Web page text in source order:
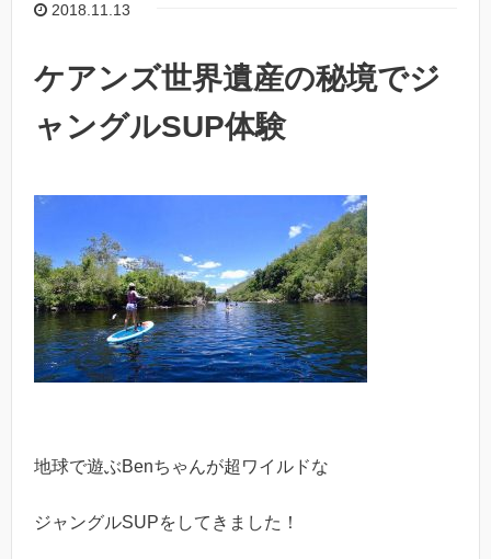
2018.11.13
ケアンズ世界遺産の秘境でジ
ャングルSUP体験
地球で遊ぶBenちゃんが超ワイルドな
ジャングルSUPをしてきました！